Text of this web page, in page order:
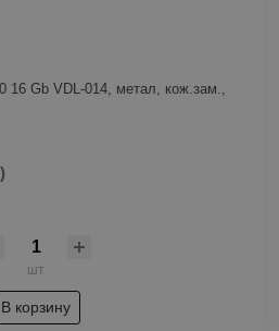
16 Gb VDL-014, метал, кож.зам.,
шт
В корзину